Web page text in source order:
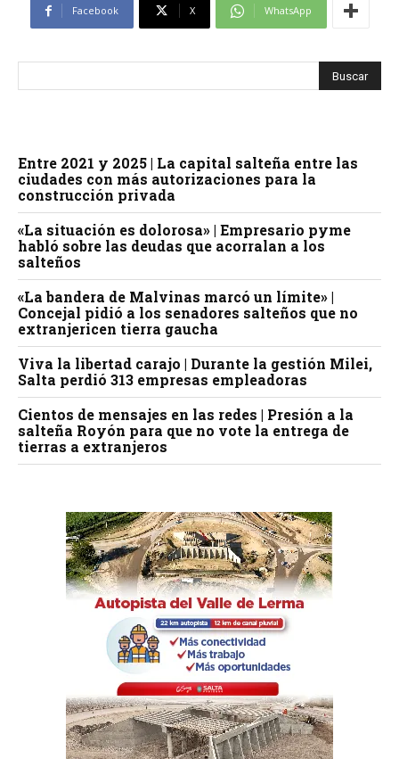
Facebook X WhatsApp
Entre 2021 y 2025 | La capital salteña entre las
ciudades con más autorizaciones para la
construcción privada
«La situación es dolorosa» | Empresario pyme
habló sobre las deudas que acorralan a los
salteños
«La bandera de Malvinas marcó un límite» |
Concejal pidió a los senadores salteños que no
extranjericen tierra gaucha
Viva la libertad carajo | Durante la gestión Milei,
Salta perdió 313 empresas empleadoras
Cientos de mensajes en las redes | Presión a la
salteña Royón para que no vote la entrega de
tierras a extranjeros